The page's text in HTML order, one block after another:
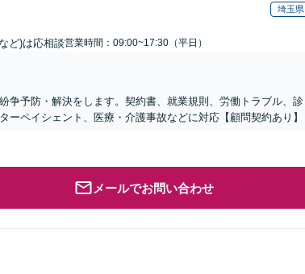
埼玉県
ど)は応相談営業時間：09:00~17:30（平日）
争予防・解決をします。契約書、就業規則、労働トラブル、診
ペイシェント、医療・介護事故などに対応【顧問契約あり】
メールでお問い合わせ